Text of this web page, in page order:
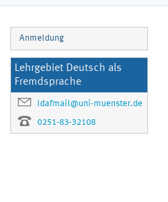
Veranstaltungsmenü
Anmeldung
Lehrgebiet Deutsch als
Fremdsprache
ldafmail@uni-muenster.de
0251-83-32108